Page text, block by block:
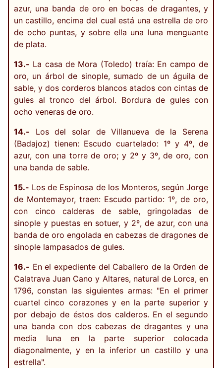
azur, una banda de oro en bocas de dragantes, y
un castillo, encima del cual está una estrella de oro
de ocho puntas, y sobre ella una luna menguante
de plata.
13.- La casa de Mora (Toledo) traía: En campo de
oro, un árbol de sinople, sumado de un águila de
sable, y dos corderos blancos atados con cintas de
gules al tronco del árbol. Bordura de gules con
ocho veneras de oro.
14.- Los del solar de Villanueva de la Serena
(Badajoz) tienen: Escudo cuartelado: 1º y 4º, de
azur, con una torre de oro; y 2º y 3º, de oro, con
una banda de sable.
15.- Los de Espinosa de los Monteros, según Jorge
de Montemayor, traen: Escudo partido: 1º, de oro,
con cinco calderas de sable, gringoladas de
sinople y puestas en sotuer, y 2º, de azur, con una
banda de oro engolada en cabezas de dragones de
sinople lampasados de gules.
16.- En el expediente del Caballero de la Orden de
Calatrava Juan Cano y Altares, natural de Lorca, en
1796, constan las siguientes armas: "En el primer
cuartel cinco corazones y en la parte superior y
por debajo de éstos dos calderos. En el segundo
una banda con dos cabezas de dragantes y una
media luna en la parte superior colocada
diagonalmente, y en la inferior un castillo y una
estrella".